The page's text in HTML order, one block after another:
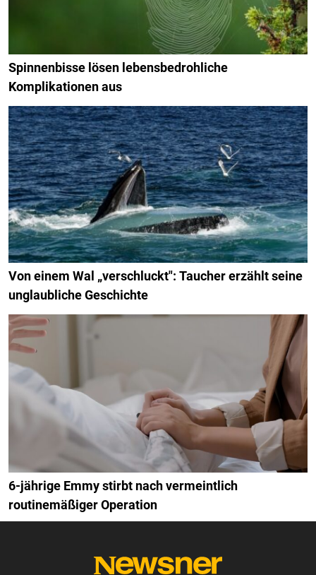
Spinnenbisse lösen lebensbedrohliche
Komplikationen aus
Von einem Wal „verschluckt": Taucher erzählt seine
unglaubliche Geschichte
6-jährige Emmy stirbt nach vermeintlich
routinemäßiger Operation